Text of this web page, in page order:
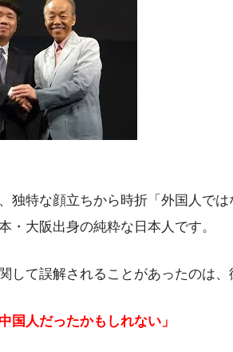
独特な顔立ちから時折「外国人で
・大阪出身の純粋な日本人です。
して誤解されることがあったのは、
国人だったかもしれない」